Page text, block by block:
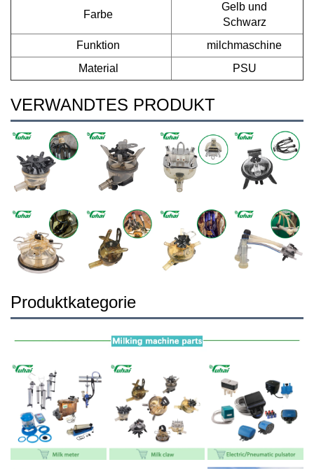
Farbe
Gelb und
Schwarz
Funktion
milchmaschine
Material
PSU
VERWANDTES PRODUKT
Produktkategorie